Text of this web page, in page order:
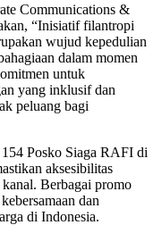
Communications &
“Inisiatif filantropi
wujud kepedulian
dalam momen
untuk
yang inklusif dan
peluang bagi
Posko Siaga RAFI di
aksesibilitas
Berbagai promo
dan
di Indonesia.